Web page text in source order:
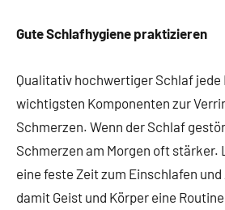
Gute Schlafhygiene praktizieren
Qualitativ hochwertiger Schlaf jede
wichtigsten Komponenten zur
Schmerzen. Wenn der Schlaf
Schmerzen am Morgen oft stärker.
eine feste Zeit zum Einschlafen
damit Geist und Körper eine